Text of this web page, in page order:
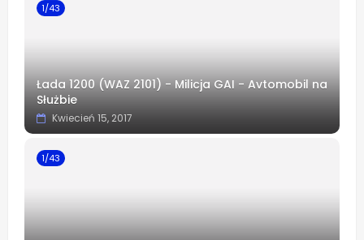
1/43
Łada 1200 (WAZ 2101) - Milicja GAI - Avtomobil na
Służbie
Kwiecień 15, 2017
1/43